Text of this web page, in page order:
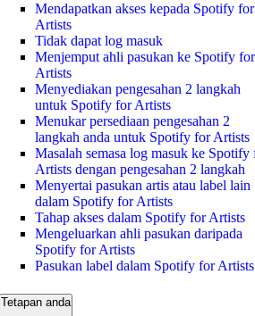
Mendapatkan akses kepada Spotify for
Artists
Tidak dapat log masuk
Menjemput ahli pasukan ke Spotify for
Artists
Menyediakan pengesahan 2 langkah
untuk Spotify for Artists
Menukar persediaan pengesahan 2
langkah anda untuk Spotify for Artists
Masalah semasa log masuk ke Spotify
Artists dengan pengesahan 2 langkah
Menyertai pasukan artis atau label lain
dalam Spotify for Artists
Tahap akses dalam Spotify for Artists
Mengeluarkan ahli pasukan daripada
Spotify for Artists
Pasukan label dalam Spotify for Artists
Tetapan anda